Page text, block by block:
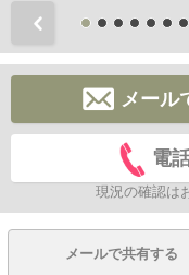
メール
電
現況の確認は
メールで共有する